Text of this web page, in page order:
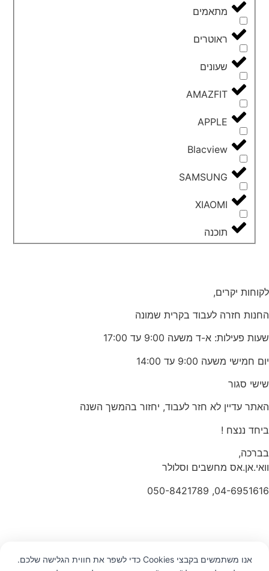
מתאמים
ראוטרים
שעונים
AMAZFIT
APPLE
Blacview
SAMSUNG
XIAOMI
תוכנה
לקוחות יקרים,
החנות חזרה לעבוד בקרית שמונה
שעות פעילות: א-ד משעה 9:00 עד 17:00
יום חמישי משעה 9:00 עד 14:00
שישי סגור
האתר עדיין לא חזר לעבוד, יחזור בהמשך השנה
ביחד ננצח !
בברכה,
וואי.אן.אס מחשבים וסלולר
04-6951616, 050-8421789
אנו משתמשים בקבצי Cookies כדי לשפר את חווית הגלישה שלכם.